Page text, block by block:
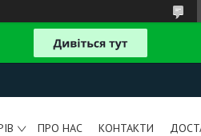
ПРО НАС КОНТАКТИ